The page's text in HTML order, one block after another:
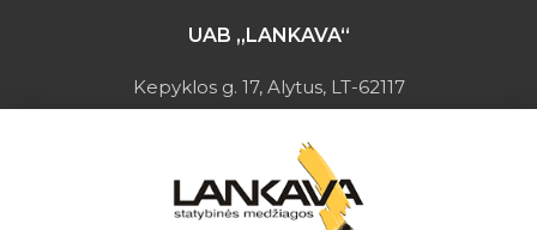
UAB „LANKAVA“
Kepyklos g. 17, Alytus, LT-62117
Įmonės kodas: 149728275
PVM mokėtojo kodas: LT497282716
A.s.: LT037044060001923651
AB SEB bankas